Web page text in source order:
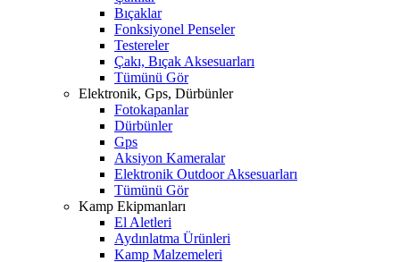
Bıçaklar
Fonksiyonel Penseler
Testereler
Çakı, Bıçak Aksesuarları
Tümünü Gör
Elektronik, Gps, Dürbünler
Fotokapanlar
Dürbünler
Gps
Aksiyon Kameralar
Elektronik Outdoor Aksesuarları
Tümünü Gör
Kamp Ekipmanları
El Aletleri
Aydınlatma Ürünleri
Kamp Malzemeleri